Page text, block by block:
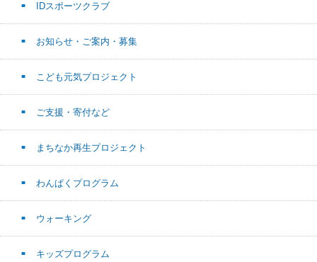
IDスポーツクラブ
お知らせ・ご案内・募集
こども元気プロジェクト
ご支援・寄付など
まちなか再生プロジェクト
わんぱくプログラム
ウォーキング
キッズプログラム